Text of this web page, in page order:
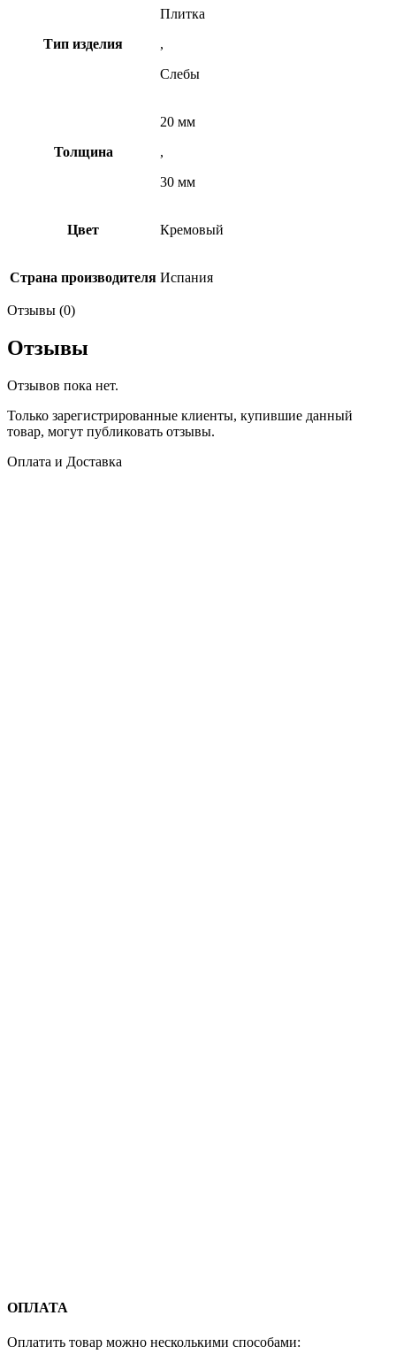
Тип изделия
Плитка
,
Слебы
Толщина
20 мм
,
30 мм
Цвет Кремовый
Страна производителя Испания
Отзывы (0)
Отзывы
Отзывов пока нет.
Только зарегистрированные клиенты, купившие данный
товар, могут публиковать отзывы.
Оплата и Доставка
ОПЛАТА
Оплатить товар можно несколькими способами: